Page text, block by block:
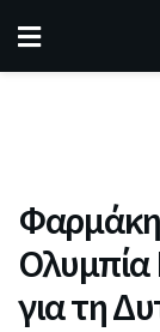
Ολυμπία
για τη